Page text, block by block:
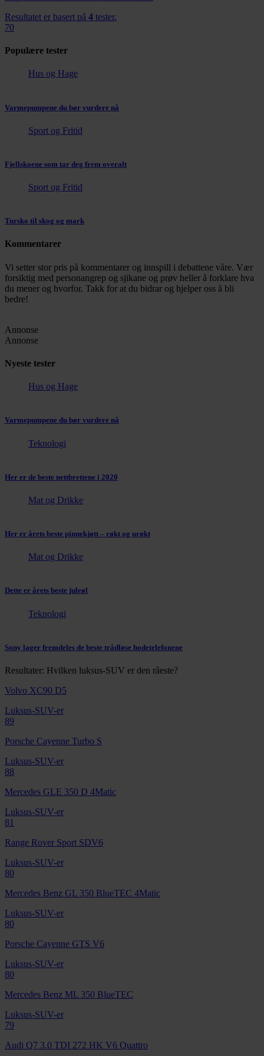
Resultatet er basert på 4 tester.
70
Populære tester
Hus og Hage
Varmepumpene du bør vurdere nå
Sport og Fritid
Fjellskoene som tar deg frem overalt
Sport og Fritid
Tursko til skog og mark
Kommentarer
Vi setter stor pris på kommentarer og innspill i debattene våre. Vær
forsiktig med personangrep og sjikane og prøv heller å forklare hva
du mener og hvorfor. Takk for at du bidrar og hjelper oss å bli
bedre!
Annonse
Annonse
Nyeste tester
Hus og Hage
Varmepumpene du bør vurdere nå
Teknologi
Her er de beste nettbrettene i 2020
Mat og Drikke
Her er årets beste pinnekjøtt – røkt og urøkt
Mat og Drikke
Dette er årets beste juleøl
Teknologi
Sony lager fremdeles de beste trådløse hodetelefonene
Resultater: Hvilken luksus-SUV er den råeste?
Volvo XC90 D5
Luksus-SUV-er
89
Porsche Cayenne Turbo S
Luksus-SUV-er
88
Mercedes GLE 350 D 4Matic
Luksus-SUV-er
81
Range Rover Sport SDV6
Luksus-SUV-er
80
Mercedes Benz GL 350 BlueTEC 4Matic
Luksus-SUV-er
80
Porsche Cayenne GTS V6
Luksus-SUV-er
80
Mercedes Benz ML 350 BlueTEC
Luksus-SUV-er
79
Audi Q7 3.0 TDI 272 HK V6 Quattro